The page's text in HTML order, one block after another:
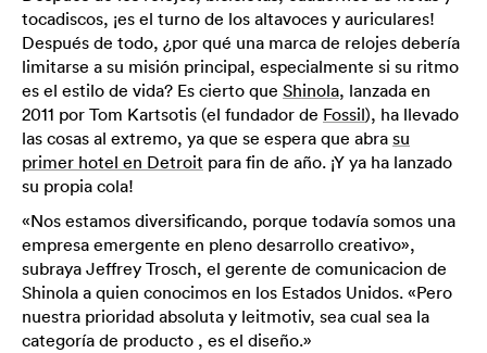
tocadiscos, ¡es el turno de los altavoces y auriculares!
Después de todo, ¿por qué una marca de relojes debería
limitarse a su misión principal, especialmente si su ritmo
es el estilo de vida? Es cierto que Shinola, lanzada en
2011 por Tom Kartsotis (el fundador de Fossil), ha llevado
las cosas al extremo, ya que se espera que abra su
primer hotel en Detroit para fin de año. ¡Y ya ha lanzado
su propia cola!
«Nos estamos diversificando, porque todavía somos una
empresa emergente en pleno desarrollo creativo»,
subraya Jeffrey Trosch, el gerente de comunicacion de
Shinola a quien conocimos en los Estados Unidos. «Pero
nuestra prioridad absoluta y leitmotiv, sea cual sea la
categoría de producto , es el diseño.»